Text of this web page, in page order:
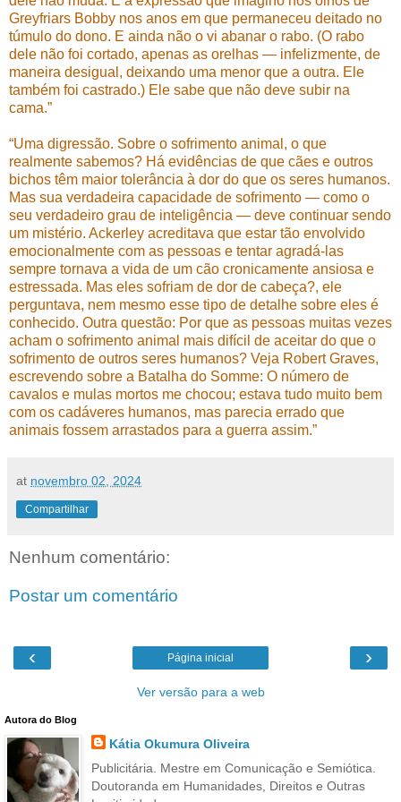
Greyfriars Bobby nos anos em que permaneceu deitado no
túmulo do dono. E ainda não o vi abanar o rabo. (O rabo
dele não foi cortado, apenas as orelhas — infelizmente, de
maneira desigual, deixando uma menor que a outra. Ele
também foi castrado.) Ele sabe que não deve subir na
cama.”
“Uma digressão. Sobre o sofrimento animal, o que
realmente sabemos? Há evidências de que cães e outros
bichos têm maior tolerância à dor do que os seres humanos.
Mas sua verdadeira capacidade de sofrimento — como o
seu verdadeiro grau de inteligência — deve continuar sendo
um mistério. Ackerley acreditava que estar tão envolvido
emocionalmente com as pessoas e tentar agradá-las
sempre tornava a vida de um cão cronicamente ansiosa e
estressada. Mas eles sofriam de dor de cabeça?, ele
perguntava, nem mesmo esse tipo de detalhe sobre eles é
conhecido. Outra questão: Por que as pessoas muitas vezes
acham o sofrimento animal mais difícil de aceitar do que o
sofrimento de outros seres humanos? Veja Robert Graves,
escrevendo sobre a Batalha do Somme: O número de
cavalos e mulas mortos me chocou; estava tudo muito bem
com os cadáveres humanos, mas parecia errado que
animais fossem arrastados para a guerra assim.”
at novembro 02, 2024
Compartilhar
Nenhum comentário:
Postar um comentário
‹ ›
Página inicial
Ver versão para a web
Autora do Blog
Kátia Okumura Oliveira
Publicitária. Mestre em Comunicação e Semiótica.
Doutoranda em Humanidades, Direitos e Outras